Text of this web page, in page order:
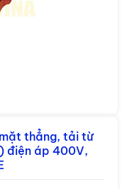
thẳng, tải từ
điện áp 400V,